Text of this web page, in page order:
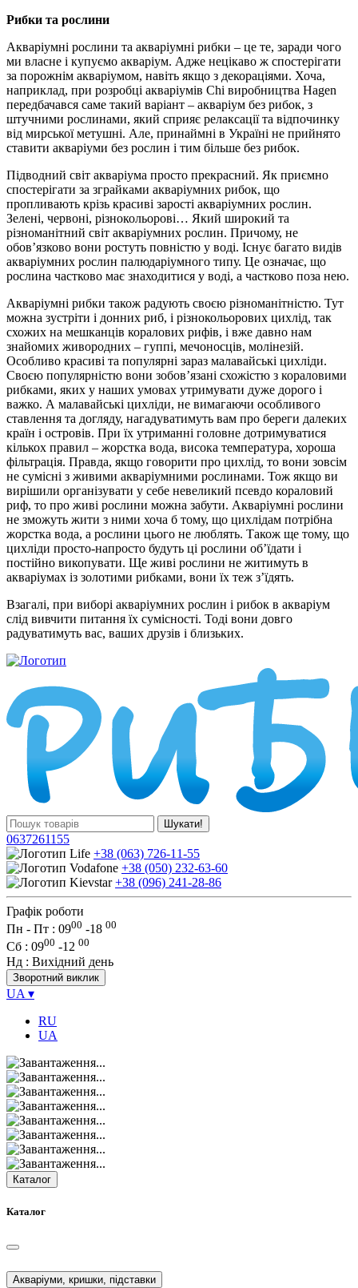
Рибки та рослини
Акваріумні рослини та акваріумні рибки – це те, заради чого
ми власне і купуємо акваріум. Адже нецікаво ж спостерігати
за порожнім акваріумом, навіть якщо з декораціями. Хоча,
наприклад, при розробці акваріумів Chi виробництва Hagen
передбачався саме такий варіант – акваріум без рибок, з
штучними рослинами, який сприяє релаксації та відпочинку
від мирської метушні. Але, принаймні в Україні не прийнято
ставити акваріуми без рослин і тим більше без рибок.
Підводний світ акваріума просто прекрасний. Як приємно
спостерігати за зграйками акваріумних рибок, що
пропливають крізь красиві зарості акваріумних рослин.
Зелені, червоні, різнокольорові… Який широкий та
різноманітний світ акваріумних рослин. Причому, не
обов’язково вони ростуть повністю у воді. Існує багато видів
акваріумних рослин палюдаріумного типу. Це означає, що
рослина частково має знаходитися у воді, а частково поза нею.
Акваріумні рибки також радують своєю різноманітністю. Тут
можна зустріти і донних риб, і різнокольорових цихлід, так
схожих на мешканців коралових рифів, і вже давно нам
знайомих живородних – гуппі, мечоносців, молінезій.
Особливо красиві та популярні зараз малавайські цихліди.
Своєю популярністю вони зобов’язані схожістю з кораловими
рибками, яких у наших умовах утримувати дуже дорого і
важко. А малавайські цихліди, не вимагаючи особливого
ставлення та догляду, нагадуватимуть вам про береги далеких
країн і островів. При їх утриманні головне дотримуватися
кількох правил – жорстка вода, висока температура, хороша
фільтрація. Правда, якщо говорити про цихлід, то вони зовсім
не сумісні з живими акваріумними рослинами. Тож якщо ви
вирішили організувати у себе невеликий псевдо кораловий
риф, то про живі рослини можна забути. Акваріумні рослини
не зможуть жити з ними хоча б тому, що цихлідам потрібна
жорстка вода, а рослини цього не люблять. Також ще тому, що
цихліди просто-напросто будуть ці рослини об’їдати і
постійно викопувати. Ще живі рослини не житимуть в
акваріумах із золотими рибками, вони їх теж з’їдять.
Взагалі, при виборі акваріумних рослин і рибок в акваріум
слід вивчити питання їх сумісності. Тоді вони довго
радуватимуть вас, ваших друзів і близьких.
Шукати!
0637261155
+38 (063) 726-11-55
+38 (050) 232-63-60
+38 (096) 241-28-86
Графік роботи
Пн - Пт : 0900 -18 00
Сб : 0900 -12 00
Нд : Вихідний день
Зворотний виклик
UA ▾
RU
UA
Каталог
Каталог
Акваріуми, кришки, підставки